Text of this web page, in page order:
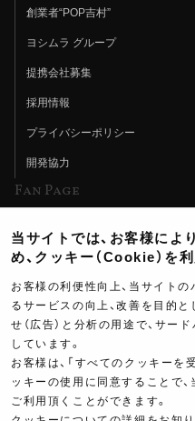
創業者“POP吉村”
ヨシムラ グループ
提携会社募集
採用情報
プライバシーポリシー
開発協力
Fan Page
ヨシムラTV
イベント情報
イベントスケジュール
ツーリングブレイクタイム
製品ポスター
当サイトでは、お客様によ
め、クッキー（Cookie）を
お客様の利便性向上、当サイト
るサービスの向上、改善を目的と
せ（広告）と分析の用途で、サー
しています。
お客様は、「すべてのクッキーを
ッキーの使用に同意することで
ご利用頂くことができます。